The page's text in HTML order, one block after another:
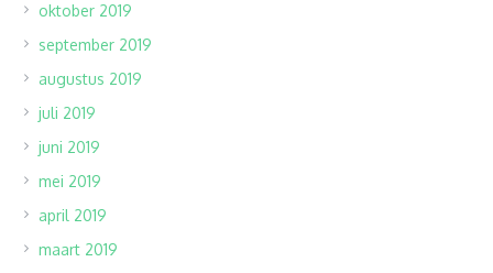
oktober 2019
september 2019
augustus 2019
juli 2019
juni 2019
mei 2019
april 2019
maart 2019